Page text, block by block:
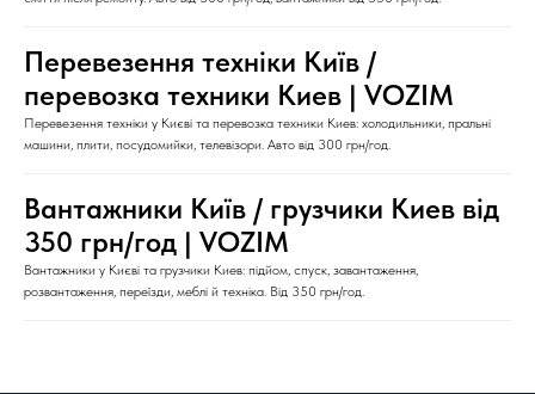
Перевезення техніки Київ /
перевозка техники Киев | VOZIM
Перевезення техніки у Києві та перевозка техники Киев: холодильники, пральні
машини, плити, посудомийки, телевізори. Авто від 300 грн/год.
Вантажники Київ / грузчики Киев від
350 грн/год | VOZIM
Вантажники у Києві та грузчики Киев: підйом, спуск, завантаження,
розвантаження, переїзди, меблі й техніка. Від 350 грн/год.